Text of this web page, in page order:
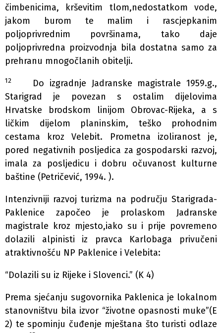
čimbenicima, krševitim tlom,nedostatkom vode,
jakom burom te malim i rascjepkanim
poljoprivrednim površinama, tako daje
poljoprivredna proizvodnja bila dostatna samo za
prehranu mnogočlanih obitelji.
12
Do izgradnje Jadranske magistrale 1959.g.,
Starigrad je povezan s ostalim dijelovima
Hrvatske brodskom linijom Obrovac-Rijeka, a s
ličkim dijelom planinskim, teško prohodnim
cestama kroz Velebit. Prometna izoliranost je,
pored negativnih posljedica za gospodarski razvoj,
imala za posljedicu i dobru očuvanost kulturne
baštine (Petričević, 1994. ).
Intenzivniji razvoj turizma na području Starigrada-
Paklenice započeo je prolaskom Jadranske
magistrale kroz mjesto,iako su i prije povremeno
dolazili alpinisti iz pravca Karlobaga privučeni
atraktivnošću NP Paklenice i Velebita:
“Dolazili su iz Rijeke i Slovenci.” (K 4)
Prema sjećanju sugovornika Paklenica je lokalnom
stanovništvu bila izvor “životne opasnosti muke”(E
2) te spominju čuđenje mještana što turisti odlaze